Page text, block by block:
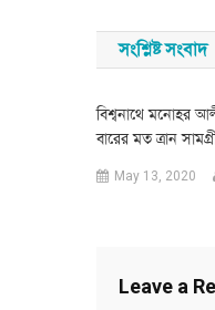
সংশ্লিষ্ট সংবাদ
বিশ্বনাথে মনোহর
বারের মত ত্রান
May 13, 2020
Leave a